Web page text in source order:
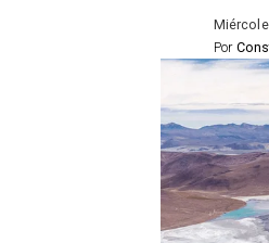
Por